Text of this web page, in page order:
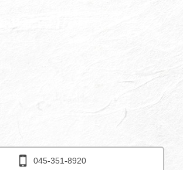
045-351-8920